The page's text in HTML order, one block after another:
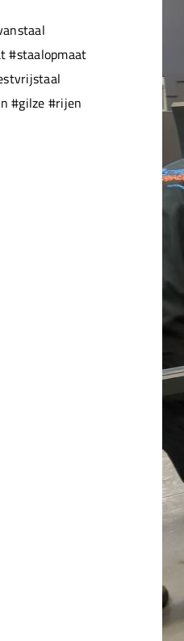
#staalopmaat
#gilze #rijen